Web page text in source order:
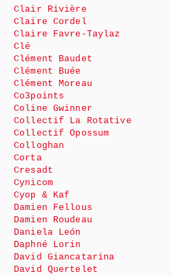
Clair Rivière
Claire Cordel
Claire Favre-Taylaz
Clé
Clément Baudet
Clément Buée
Clément Moreau
Co3points
Coline Gwinner
Collectif La Rotative
Collectif Opossum
Colloghan
Corta
Cresadt
Cynicom
Cyop & Kaf
Damien Fellous
Damien Roudeau
Daniela León
Daphné Lorin
David Giancatarina
David Quertelet